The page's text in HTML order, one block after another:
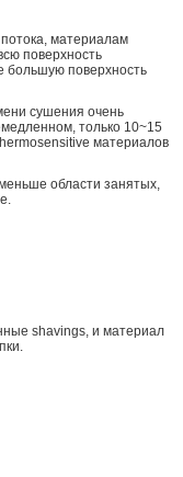
материалам
поверхность
большую поверхность
сушения очень
только 10~15
материалов
области занятых,
shavings, и материал